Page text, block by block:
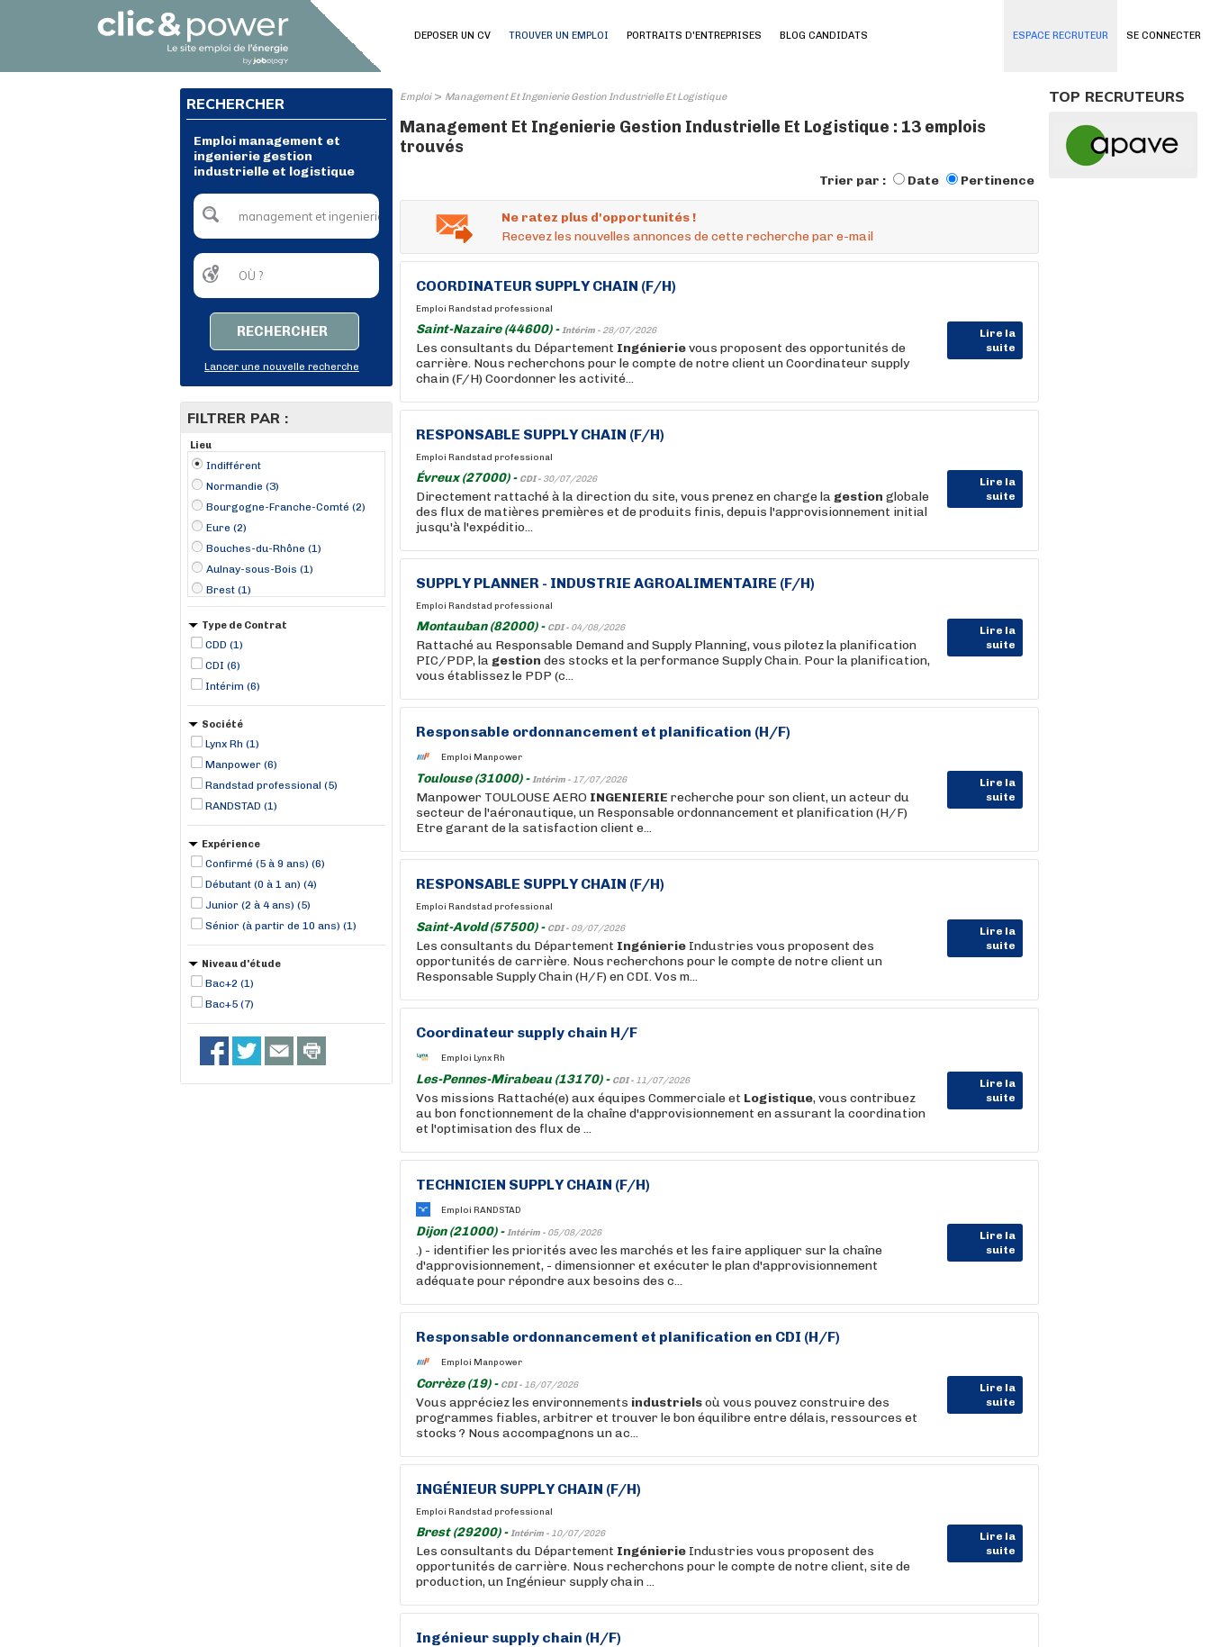
SE CONNECTER
DEPOSER UN CV TROUVER UN EMPLOI PORTRAITS D'ENTREPRISES BLOG CANDIDATS ESPACE RECRUTEUR
RECHERCHER
Emploi management et
ingenierie gestion
industrielle et logistique
RECHERCHER
Lancer une nouvelle recherche
FILTRER PAR :
Lieu
Indifférent
Normandie (3)
Bourgogne-Franche-Comté (2)
Eure (2)
Bouches-du-Rhône (1)
Aulnay-sous-Bois (1)
Brest (1)
Dijon (1)
Les-Pennes-Mirabeau (1)
Montauban (1)
Poligny (1)
Saint-Avold (1)
Type de Contrat
CDD (1)
CDI (6)
Intérim (6)
Société
Lynx Rh (1)
Manpower (6)
Randstad professional (5)
RANDSTAD (1)
Expérience
Confirmé (5 à 9 ans) (6)
Débutant (0 à 1 an) (4)
Junior (2 à 4 ans) (5)
Sénior (à partir de 10 ans) (1)
Niveau d'étude
Bac+2 (1)
Bac+5 (7)
Emploi> Management Et Ingenierie Gestion Industrielle Et Logistique
Management Et Ingenierie Gestion Industrielle Et Logistique : 13 emplois
trouvés
Trier par : Date Pertinence
Ne ratez plus d'opportunités !
Recevez les nouvelles annonces de cette recherche par e-mail
COORDINATEUR SUPPLY CHAIN (F/H)
Emploi Randstad professional
Saint-Nazaire (44600) -Intérim - 28/07/2026
Lire la
suite
Les consultants du Département Ingénierievous proposent des opportunités de
carrière. Nous recherchons pour le compte de notre client un Coordinateur supply
chain (F/H) Coordonner les activité...
RESPONSABLE SUPPLY CHAIN (F/H)
Emploi Randstad professional
Évreux (27000) - CDI - 30/07/2026
Lire la
suite
Directement rattaché à la direction du site, vous prenez en charge la gestion globale
des flux de matières premières et de produits finis, depuis l'approvisionnement initial
jusqu'à l'expéditio...
SUPPLY PLANNER - INDUSTRIE AGROALIMENTAIRE (F/H)
Emploi Randstad professional
Montauban (82000) - CDI - 04/08/2026
Lire la
suite
Rattaché au Responsable Demand and Supply Planning, vous pilotez la planification
PIC/PDP, la gestion des stocks et la performance Supply Chain. Pour la planification,
vous établissez le PDP (c...
Responsable ordonnancement et planification (H/F)
Emploi Manpower
Toulouse (31000) -Intérim - 17/07/2026
Lire la
suite
Manpower TOULOUSE AERO INGENIERIE recherche pour son client, un acteur du
secteur de l'aéronautique, un Responsable ordonnancement et planification (H/F)
Etre garant de la satisfaction client e...
RESPONSABLE SUPPLY CHAIN (F/H)
Emploi Randstad professional
Saint-Avold (57500) - CDI - 09/07/2026
Lire la
suite
Les consultants du Département Ingénierie Industries vous proposent des
opportunités de carrière. Nous recherchons pour le compte de notre client un
Responsable Supply Chain (H/F) en CDI. Vos m...
Coordinateur supply chain H/F
Emploi Lynx Rh
Les-Pennes-Mirabeau (13170) - CDI - 11/07/2026
Lire la
suite
Vos missions Rattaché(e) aux équipes Commerciale et Logistique, vous contribuez
au bon fonctionnement de la chaîne d'approvisionnement en assurant la coordination
et l'optimisation des flux de ...
TECHNICIEN SUPPLY CHAIN (F/H)
Emploi RANDSTAD
Dijon (21000) -Intérim - 05/08/2026
Lire la
suite
.) - identifier les priorités avec les marchés et les faire appliquer sur la chaîne
d'approvisionnement, - dimensionner et exécuter le plan d'approvisionnement
adéquate pour répondre aux besoins des c...
Responsable ordonnancement et planification en CDI (H/F)
Emploi Manpower
Corrèze (19) - CDI - 16/07/2026
Lire la
suite
Vous appréciez les environnements industrielsoù vous pouvez construire des
programmes fiables, arbitrer et trouver le bon équilibre entre délais, ressources et
stocks ? Nous accompagnons un ac...
INGÉNIEUR SUPPLY CHAIN (F/H)
Emploi Randstad professional
Brest (29200) -Intérim - 10/07/2026
Lire la
suite
Les consultants du Département Ingénierie Industries vous proposent des
opportunités de carrière. Nous recherchons pour le compte de notre client, site de
production, un Ingénieur supply chain ...
Ingénieur supply chain (H/F)
TOP RECRUTEURS